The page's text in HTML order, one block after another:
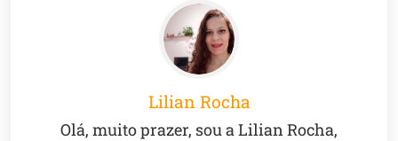
Lilian Rocha
Olá, muito prazer, sou a Lilian Rocha,